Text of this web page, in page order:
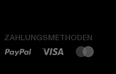
ZAHLUNGSMETHODEN